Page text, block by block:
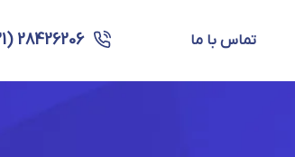
تماس با ما 28426206 (021)